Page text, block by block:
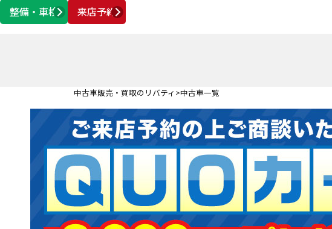
整備・車検
来店予約
営業時間 AM10:00 ～ PM6:00
中古車販売・買取のリバティ 中古車一覧